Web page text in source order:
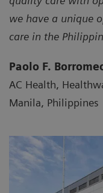
we have a unique
care in the
Paolo F.
AC Health,
Manila, Philippines